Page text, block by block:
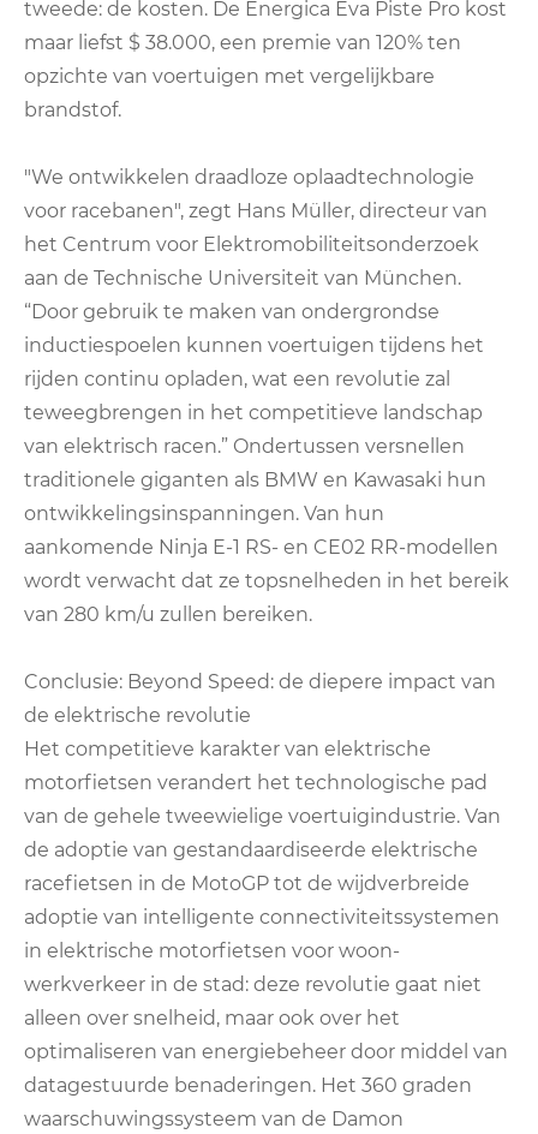
tweede: de kosten. De Energica Eva Piste Pro kost
maar liefst $ 38.000, een premie van 120% ten
opzichte van voertuigen met vergelijkbare
brandstof.
"We ontwikkelen draadloze oplaadtechnologie
voor racebanen", zegt Hans Müller, directeur van
het Centrum voor Elektromobiliteitsonderzoek
aan de Technische Universiteit van München.
“Door gebruik te maken van ondergrondse
inductiespoelen kunnen voertuigen tijdens het
rijden continu opladen, wat een revolutie zal
teweegbrengen in het competitieve landschap
van elektrisch racen.” Ondertussen versnellen
traditionele giganten als BMW en Kawasaki hun
ontwikkelingsinspanningen. Van hun
aankomende Ninja E-1 RS- en CE02 RR-modellen
wordt verwacht dat ze topsnelheden in het bereik
van 280 km/u zullen bereiken.
Conclusie: Beyond Speed: de diepere impact van
de elektrische revolutie
Het competitieve karakter van elektrische
motorfietsen verandert het technologische pad
van de gehele tweewielige voertuigindustrie. Van
de adoptie van gestandaardiseerde elektrische
racefietsen in de MotoGP tot de wijdverbreide
adoptie van intelligente connectiviteitssystemen
in elektrische motorfietsen voor woon-
werkverkeer in de stad: deze revolutie gaat niet
alleen over snelheid, maar ook over het
optimaliseren van energiebeheer door middel van
datagestuurde benaderingen. Het 360 graden
waarschuwingssysteem van de Damon